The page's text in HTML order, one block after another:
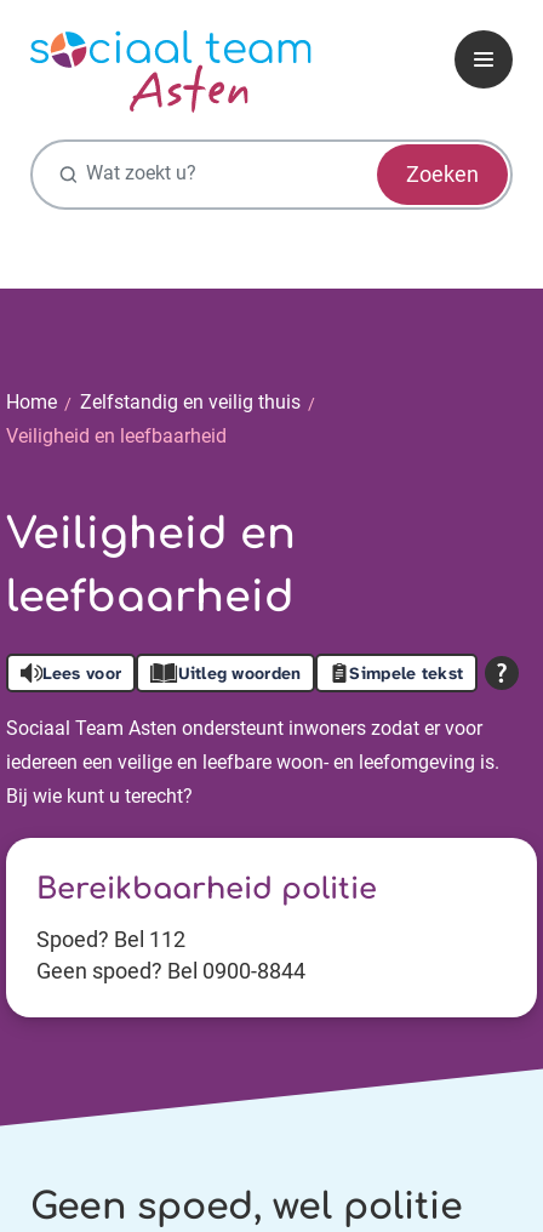
Zoekfunctie Zoeken
Home
Zelfstandig en veilig thuis
Veiligheid en leefbaarheid
Veiligheid en
leefbaarheid
Lees voor Uitleg woorden Simpele tekst
Sociaal Team Asten ondersteunt inwoners zodat er voor
iedereen een veilige en leefbare woon- en leefomgeving is.
Bij wie kunt u terecht?
Bereikbaarheid politie
Spoed? Bel 112
Geen spoed? Bel 0900-8844
Geen spoed, wel politie